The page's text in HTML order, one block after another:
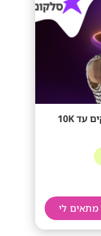
נציגי/ות שירות ומכירה -מענקים עד 10K
מתאים לי